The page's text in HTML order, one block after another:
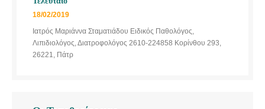
18/02/2019
Ιατρός Μαριάννα Σταματιάδου Ειδικός Παθολόγος,
Λιπιδιολόγος, Διατροφολόγος 2610-224858 Κορίνθου 293,
26221, Πάτρ